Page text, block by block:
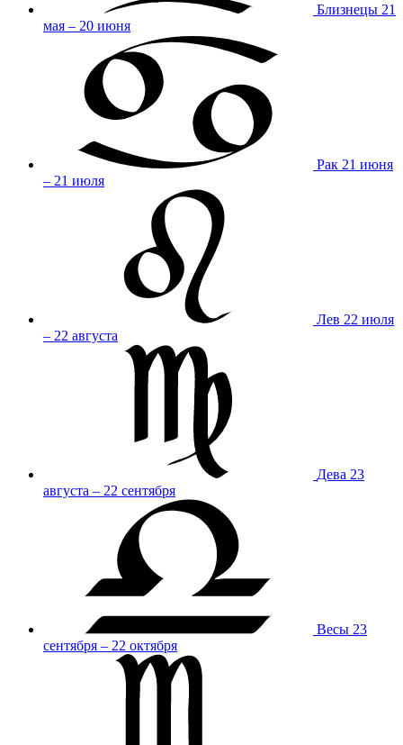
Близнецы 21
мая – 20 июня
Рак 21 июня
– 21 июля
Лев 22 июля
– 22 августа
Дева 23
августа – 22 сентября
Весы 23
сентября – 22 октября